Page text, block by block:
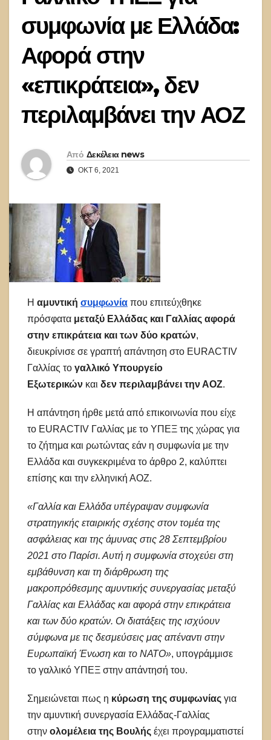
συμφωνία με Ελλάδα:
Αφορά στην
«επικράτεια», δεν
περιλαμβάνει την ΑΟΖ
Από Δεκέλεια news
ΟΚΤ 6, 2021
Η αμυντική συμφωνία που επιτεύχθηκε
πρόσφατα μεταξύ Ελλάδας και Γαλλίας αφορά
στην επικράτεια και των δύο κρατών,
διευκρίνισε σε γραπτή απάντηση στο EURACTIV
Γαλλίας το γαλλικό Υπουργείο
Εξωτερικών και δεν περιλαμβάνει την ΑΟΖ.
Η απάντηση ήρθε μετά από επικοινωνία που είχε
το EURACTIV Γαλλίας με το ΥΠΕΞ της χώρας για
το ζήτημα και ρωτώντας εάν η συμφωνία με την
Ελλάδα και συγκεκριμένα το άρθρο 2, καλύπτει
επίσης και την ελληνική ΑΟΖ.
«Γαλλία και Ελλάδα υπέγραψαν συμφωνία
στρατηγικής εταιρικής σχέσης στον τομέα της
ασφάλειας και της άμυνας στις 28 Σεπτεμβρίου
2021 στο Παρίσι. Αυτή η συμφωνία στοχεύει στη
εμβάθυνση και τη διάρθρωση της
μακροπρόθεσμης αμυντικής συνεργασίας μεταξύ
Γαλλίας και Ελλάδας και αφορά στην επικράτεια
και των δύο κρατών. Οι διατάξεις της ισχύουν
σύμφωνα με τις δεσμεύσεις μας απέναντι στην
Ευρωπαϊκή Ένωση και το ΝΑΤΟ», υπογράμμισε
το γαλλικό ΥΠΕΞ στην απάντησή του.
Σημειώνεται πως η κύρωση της συμφωνίας για
την αμυντική συνεργασία Ελλάδας-Γαλλίας
στην ολομέλεια της Βουλής έχει προγραμματιστεί